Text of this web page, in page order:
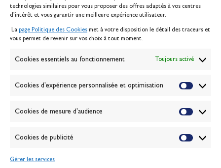
technologies similaires pour vous proposer des offres adaptés à vos centres
d’intérêt et vous garantir une meilleure expérience utilisateur.
La page Politique des Cookies met à votre disposition le détail des traceurs et
vous permet de revenir sur vos choix à tout moment.
Cookies essentiels au fonctionnement Toujours activé
Cookies d'expérience personnalisée et optimisation
Cookies de mesure d'audience
Cookies de publicité
Gérer les services
Contact
Politique des cookies
Banque de la voile
Passion Voile TV
ABONNEZ-VOUS